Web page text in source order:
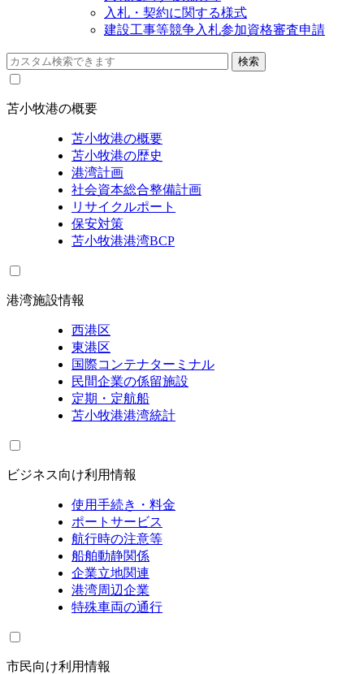
入札・契約に関する様式
建設工事等競争入札参加資格審査申請
苫小牧港の概要
苫小牧港の概要
苫小牧港の歴史
港湾計画
社会資本総合整備計画
リサイクルポート
保安対策
苫小牧港港湾BCP
港湾施設情報
西港区
東港区
国際コンテナターミナル
民間企業の係留施設
定期・定航船
苫小牧港港湾統計
ビジネス向け利用情報
使用手続き・料金
ポートサービス
航行時の注意等
船舶動静関係
企業立地関連
港湾周辺企業
特殊車両の通行
市民向け利用情報